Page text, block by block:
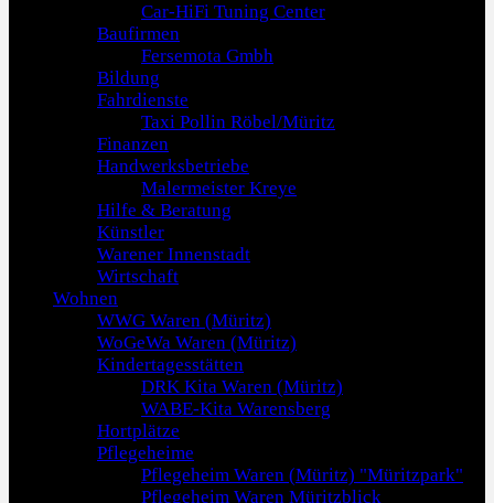
Car-HiFi Tuning Center
Baufirmen
Fersemota Gmbh
Bildung
Fahrdienste
Taxi Pollin Röbel/Müritz
Finanzen
Handwerksbetriebe
Malermeister Kreye
Hilfe & Beratung
Künstler
Warener Innenstadt
Wirtschaft
Wohnen
WWG Waren (Müritz)
WoGeWa Waren (Müritz)
Kindertagesstätten
DRK Kita Waren (Müritz)
WABE-Kita Warensberg
Hortplätze
Pflegeheime
Pflegeheim Waren (Müritz) "Müritzpark"
Pflegeheim Waren Müritzblick